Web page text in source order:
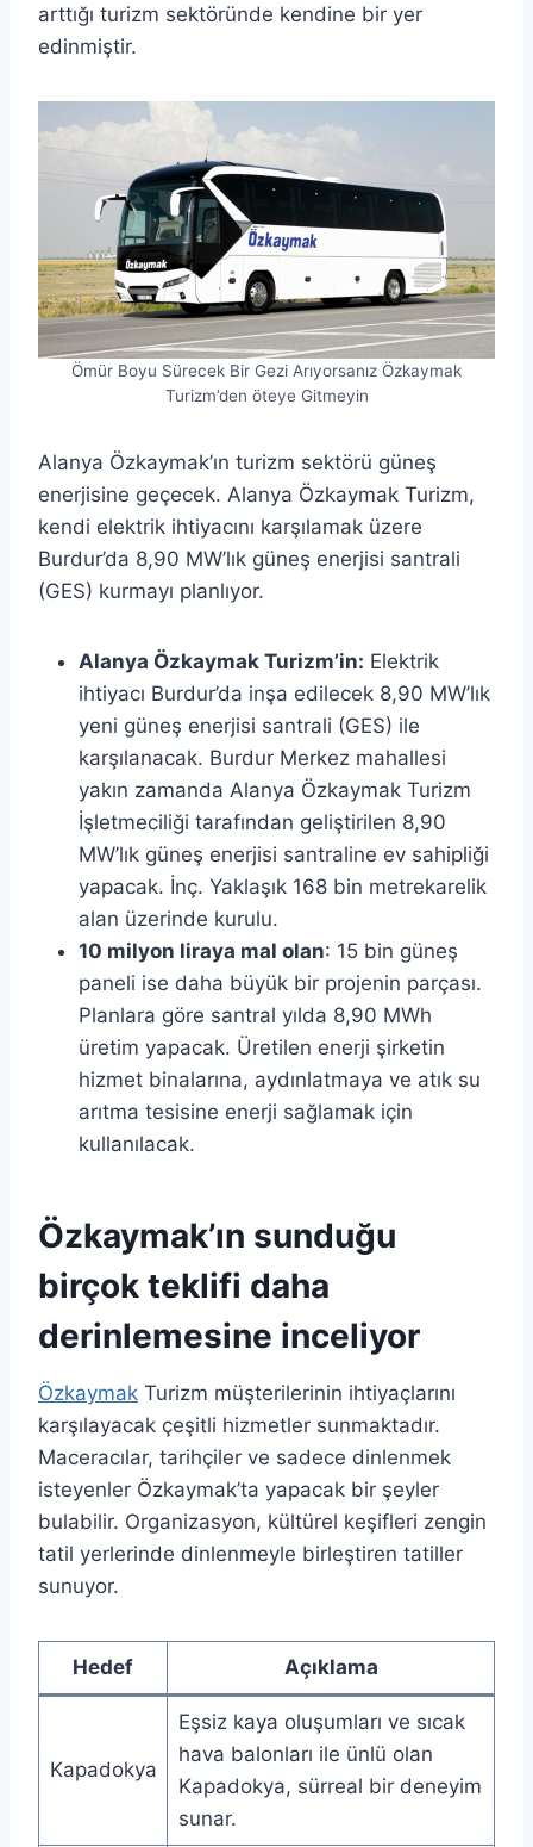
arttığı turizm sektöründe kendine bir yer
edinmiştir.
Ömür Boyu Sürecek Bir Gezi Arıyorsanız Özkaymak
Turizm’den öteye Gitmeyin
Alanya Özkaymak’ın turizm sektörü güneş
enerjisine geçecek. Alanya Özkaymak Turizm,
kendi elektrik ihtiyacını karşılamak üzere
Burdur’da 8,90 MW’lık güneş enerjisi santrali
(GES) kurmayı planlıyor.
Alanya Özkaymak Turizm’in: Elektrik
ihtiyacı Burdur’da inşa edilecek 8,90 MW’lık
yeni güneş enerjisi santrali (GES) ile
karşılanacak. Burdur Merkez mahallesi
yakın zamanda Alanya Özkaymak Turizm
İşletmeciliği tarafından geliştirilen 8,90
MW’lık güneş enerjisi santraline ev sahipliği
yapacak. İnç. Yaklaşık 168 bin metrekarelik
alan üzerinde kurulu.
10 milyon liraya mal olan: 15 bin güneş
paneli ise daha büyük bir projenin parçası.
Planlara göre santral yılda 8,90 MWh
üretim yapacak. Üretilen enerji şirketin
hizmet binalarına, aydınlatmaya ve atık su
arıtma tesisine enerji sağlamak için
kullanılacak.
Özkaymak’ın sunduğu
birçok teklifi daha
derinlemesine inceliyor
Özkaymak Turizm müşterilerinin ihtiyaçlarını
karşılayacak çeşitli hizmetler sunmaktadır.
Maceracılar, tarihçiler ve sadece dinlenmek
isteyenler Özkaymak’ta yapacak bir şeyler
bulabilir. Organizasyon, kültürel keşifleri zengin
tatil yerlerinde dinlenmeyle birleştiren tatiller
sunuyor.
Hedef Açıklama
Kapadokya
Eşsiz kaya oluşumları ve sıcak
hava balonları ile ünlü olan
Kapadokya, sürreal bir deneyim
sunar.